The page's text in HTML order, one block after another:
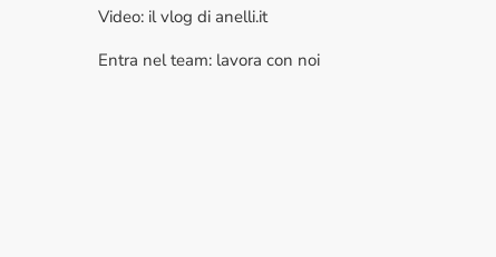
Video: il vlog di anelli.it
Entra nel team: lavora con noi